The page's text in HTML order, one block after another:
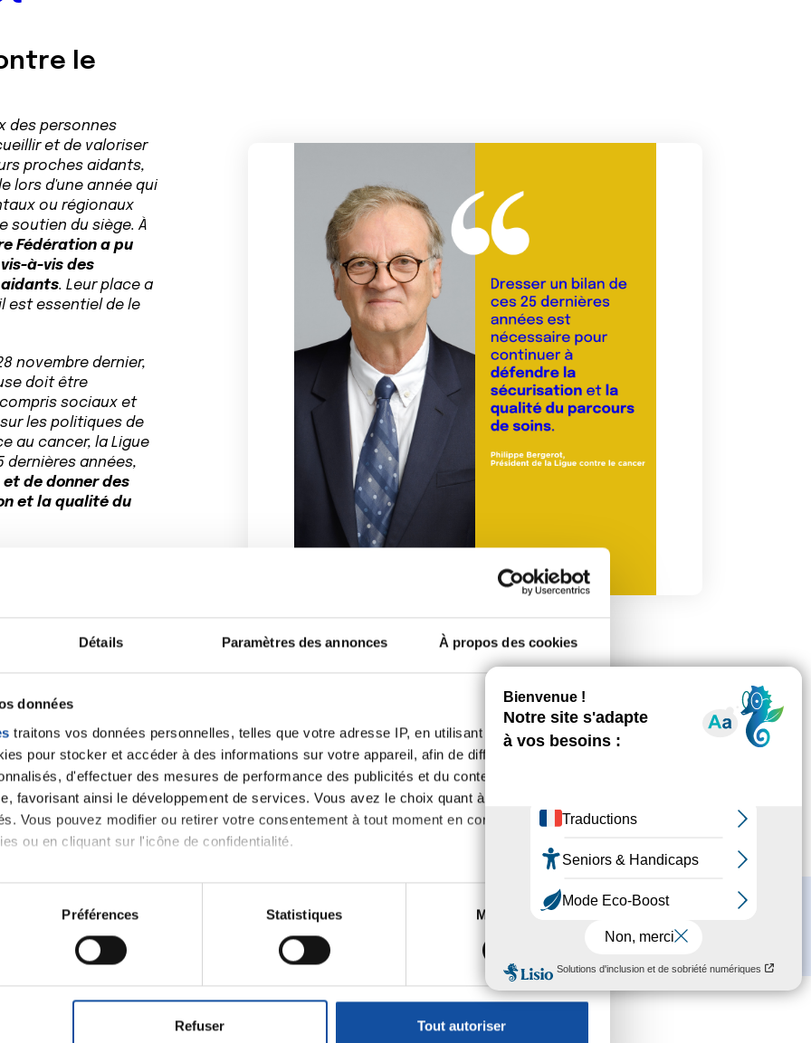
Détails Paramètres des annonces À propos des cookies
données
traitons vos données personnelles, telles que votre adresse IP, en utilisant des
pour stocker et accéder à des informations sur votre appareil, afin de diffuser des
d'effectuer des mesures de performance des publicités et du contenu, ainsi que de
favorisant ainsi le développement de services. Vous avez le choix quant à l'utilisation de
Vous pouvez modifier ou retirer votre consentement à tout moment en consultant la
ou en cliquant sur l'icône de confidentialité.
également :
sur votre localisation géographique qui peuvent être précises à plusieurs mètres près
de vos données personnelles et définir vos préférences, reportez-vous à lasection «
ou retirer votre consentement à tout moment à partir de la déclaration sur les cookies.
Préférences Statistiques Marketing
Refuser Tout autoriser
le
des personnes
et de valoriser
proches aidants,
lors d'une année qui
ou régionaux
soutien du siège. À
Fédération a pu
à-vis des
aidants. Leur place a
est essentiel de le
novembre dernier,
doit être
sociaux et
les politiques de
au cancer, la Ligue
dernières années,
de donner des
et la qualité du
populations sont
jamais de
les inégalités
réjouissons du
En 25 ans, nous
poignants à la
attentes et
de la démocratie
en ligne de mire
maladie cancéreuse et du parcours de soins, l’impact de la maladie sur leur vie,